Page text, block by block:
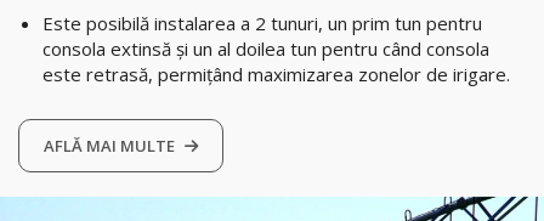
Este posibilă instalarea a 2 tunuri, un prim tun pentru
consola extinsă și un al doilea tun pentru când consola
este retrasă, permițând maximizarea zonelor de irigare.
AFLĂ MAI MULTE